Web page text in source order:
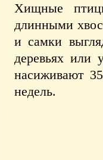
Хищные
длинными
и самки
деревьях
насиживают
недель.